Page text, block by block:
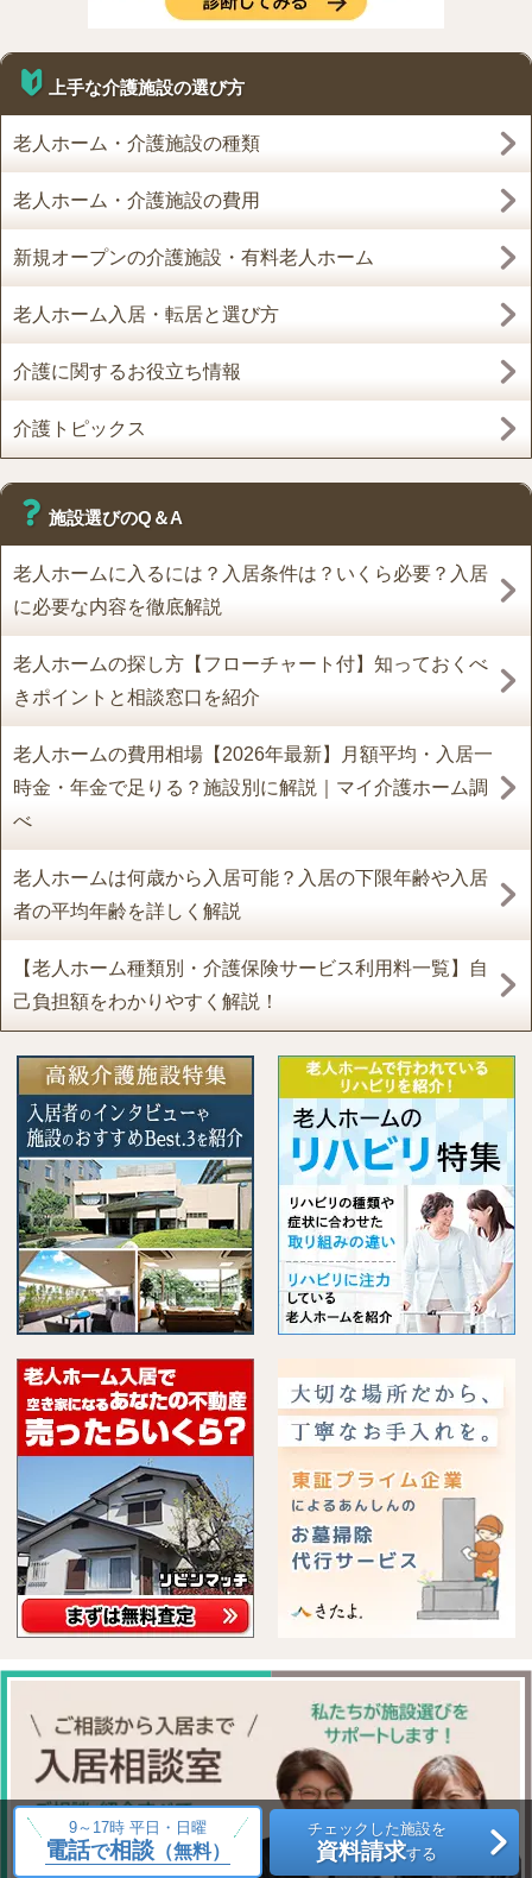
9～17時 平日・日曜
電話で相談（無料）
チェックした施設を
資料請求する
上手な介護施設の選び方
老人ホーム・介護施設の種類
老人ホーム・介護施設の費用
新規オープンの介護施設・有料老人ホーム
老人ホーム入居・転居と選び方
介護に関するお役立ち情報
介護トピックス
施設選びのQ＆A
老人ホームに入るには？入居条件は？いくら必要？入居
に必要な内容を徹底解説
老人ホームの探し方【フローチャート付】知っておくべ
きポイントと相談窓口を紹介
老人ホームの費用相場【2026年最新】月額平均・入居一
時金・年金で足りる？施設別に解説｜マイ介護ホーム調
べ
老人ホームは何歳から入居可能？入居の下限年齢や入居
者の平均年齢を詳しく解説
【老人ホーム種類別・介護保険サービス利用料一覧】自
己負担額をわかりやすく解説！